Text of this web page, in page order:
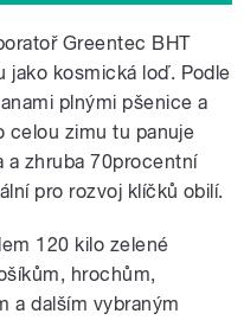
Greentec BHT
jako kosmická loď. Podle
plnými pšenice a
celou zimu tu panuje
a zhruba 70procentní
pro rozvoj klíčků obilí.
120 kilo zelené
hrochům,
a dalším vybraným